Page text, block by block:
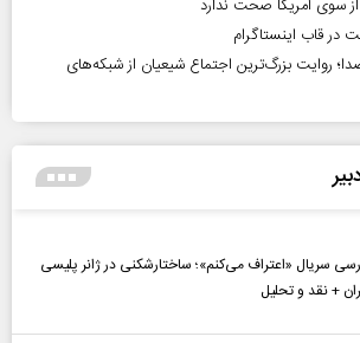
سوی آمریکا صحت ندارد
در قاب اینستاگرام
در قاب صدا؛ روایت بزرگ‌ترین اجتماع شیعیان از شبکه‌های
سریال «اعتراف می‌کنم»؛ ساختارشکنی در ژانر پلیسی
+ نقد و تحلیل